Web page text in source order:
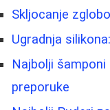
Skljocanje
Ugradnja
Najbolji
preporuke